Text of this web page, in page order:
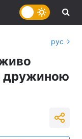
рус
дружиною